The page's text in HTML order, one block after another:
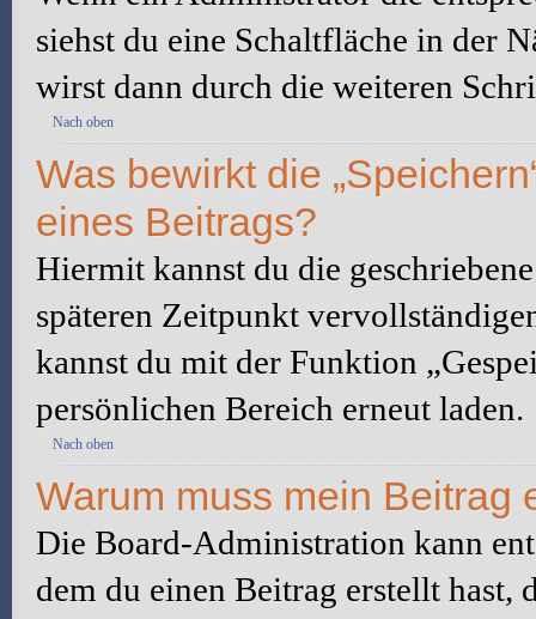
siehst du eine Schaltfläche in der
wirst dann durch die weiteren
Nach oben
Was bewirkt die
eines Beitrags?
Hiermit kannst du die
späteren Zeitpunkt
kannst du mit der Funktion
persönlichen Bereich erneut laden.
Nach oben
Warum muss mein Beitrag
Die Board-Administration kann
dem du einen Beitrag erstellt hast,